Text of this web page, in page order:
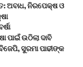
ଅବାଧ, ନିରପେକ୍ଷ ଓ
ପାଇଁ ଉଠିଲା ଦାବି
ସୁରମା ପାଢୀଙ୍କ